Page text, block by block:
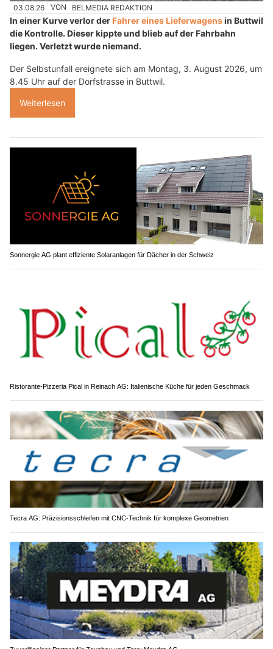
03.08.26 VON BELMEDIA REDAKTION
In einer Kurve verlor der Fahrer eines Lieferwagensin Buttwil
die Kontrolle. Dieser kippte und blieb auf der Fahrbahn
liegen. Verletzt wurde niemand.
Der Selbstunfall ereignete sich am Montag, 3. August 2026, um
8.45 Uhr auf der Dorfstrasse in Buttwil.
Weiterlesen
Sonnergie AG plant effiziente Solaranlagen für Dächer in der Schweiz
Ristorante-Pizzeria Pical in Reinach AG: Italienische Küche für jeden Geschmack
Tecra AG: Präzisionsschleifen mit CNC-Technik für komplexe Geometrien